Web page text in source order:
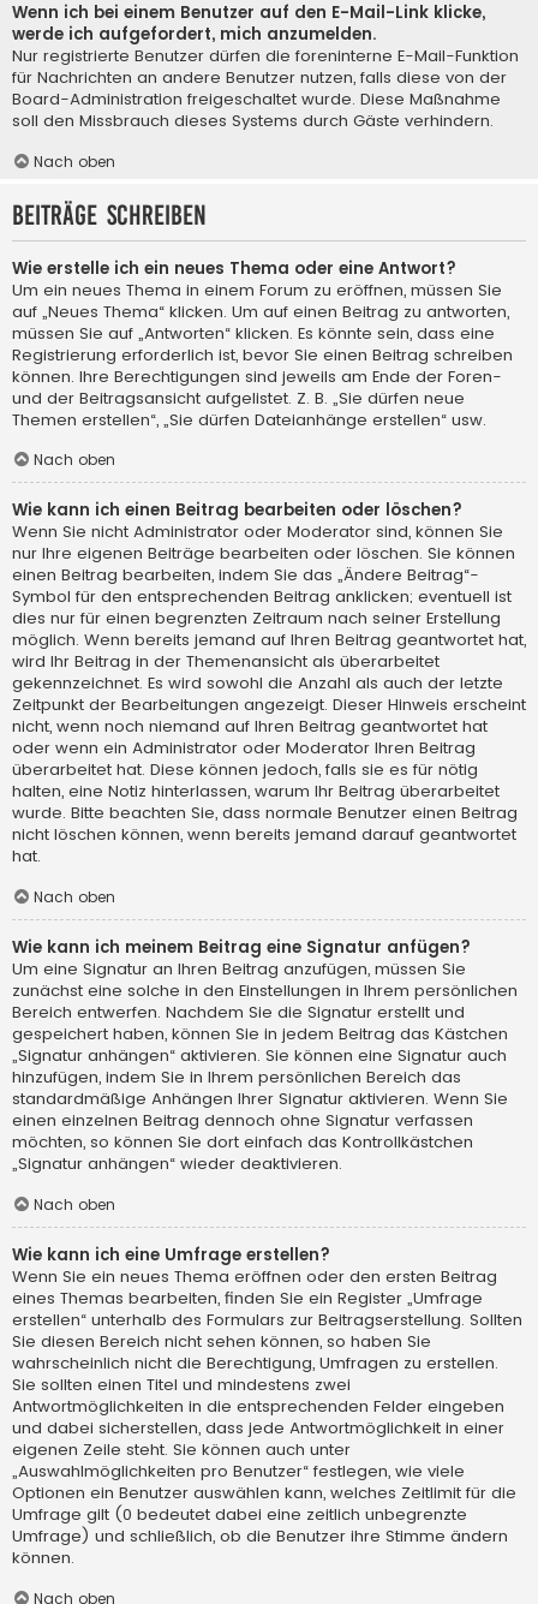
Wenn ich bei einem Benutzer auf den E-Mail-Link klicke,
werde ich aufgefordert, mich anzumelden.
Nur registrierte Benutzer dürfen die foreninterne E-Mail-Funktion
für Nachrichten an andere Benutzer nutzen, falls diese von der
Board-Administration freigeschaltet wurde. Diese Maßnahme
soll den Missbrauch dieses Systems durch Gäste verhindern.
Nach oben
Beiträge schreiben
Wie erstelle ich ein neues Thema oder eine Antwort?
Um ein neues Thema in einem Forum zu eröffnen, müssen Sie
auf „Neues Thema“ klicken. Um auf einen Beitrag zu antworten,
müssen Sie auf „Antworten“ klicken. Es könnte sein, dass eine
Registrierung erforderlich ist, bevor Sie einen Beitrag schreiben
können. Ihre Berechtigungen sind jeweils am Ende der Foren-
und der Beitragsansicht aufgelistet. Z. B. „Sie dürfen neue
Themen erstellen“, „Sie dürfen Dateianhänge erstellen“ usw.
Nach oben
Wie kann ich einen Beitrag bearbeiten oder löschen?
Wenn Sie nicht Administrator oder Moderator sind, können Sie
nur Ihre eigenen Beiträge bearbeiten oder löschen. Sie können
einen Beitrag bearbeiten, indem Sie das „Ändere Beitrag“-
Symbol für den entsprechenden Beitrag anklicken; eventuell ist
dies nur für einen begrenzten Zeitraum nach seiner Erstellung
möglich. Wenn bereits jemand auf Ihren Beitrag geantwortet hat,
wird Ihr Beitrag in der Themenansicht als überarbeitet
gekennzeichnet. Es wird sowohl die Anzahl als auch der letzte
Zeitpunkt der Bearbeitungen angezeigt. Dieser Hinweis erscheint
nicht, wenn noch niemand auf Ihren Beitrag geantwortet hat
oder wenn ein Administrator oder Moderator Ihren Beitrag
überarbeitet hat. Diese können jedoch, falls sie es für nötig
halten, eine Notiz hinterlassen, warum Ihr Beitrag überarbeitet
wurde. Bitte beachten Sie, dass normale Benutzer einen Beitrag
nicht löschen können, wenn bereits jemand darauf geantwortet
hat.
Nach oben
Wie kann ich meinem Beitrag eine Signatur anfügen?
Um eine Signatur an Ihren Beitrag anzufügen, müssen Sie
zunächst eine solche in den Einstellungen in Ihrem persönlichen
Bereich entwerfen. Nachdem Sie die Signatur erstellt und
gespeichert haben, können Sie in jedem Beitrag das Kästchen
„Signatur anhängen“ aktivieren. Sie können eine Signatur auch
hinzufügen, indem Sie in Ihrem persönlichen Bereich das
standardmäßige Anhängen Ihrer Signatur aktivieren. Wenn Sie
einen einzelnen Beitrag dennoch ohne Signatur verfassen
möchten, so können Sie dort einfach das Kontrollkästchen
„Signatur anhängen“ wieder deaktivieren.
Nach oben
Wie kann ich eine Umfrage erstellen?
Wenn Sie ein neues Thema eröffnen oder den ersten Beitrag
eines Themas bearbeiten, finden Sie ein Register „Umfrage
erstellen“ unterhalb des Formulars zur Beitragserstellung. Sollten
Sie diesen Bereich nicht sehen können, so haben Sie
wahrscheinlich nicht die Berechtigung, Umfragen zu erstellen.
Sie sollten einen Titel und mindestens zwei
Antwortmöglichkeiten in die entsprechenden Felder eingeben
und dabei sicherstellen, dass jede Antwortmöglichkeit in einer
eigenen Zeile steht. Sie können auch unter
„Auswahlmöglichkeiten pro Benutzer“ festlegen, wie viele
Optionen ein Benutzer auswählen kann, welches Zeitlimit für die
Umfrage gilt (0 bedeutet dabei eine zeitlich unbegrenzte
Umfrage) und schließlich, ob die Benutzer ihre Stimme ändern
können.
Nach oben